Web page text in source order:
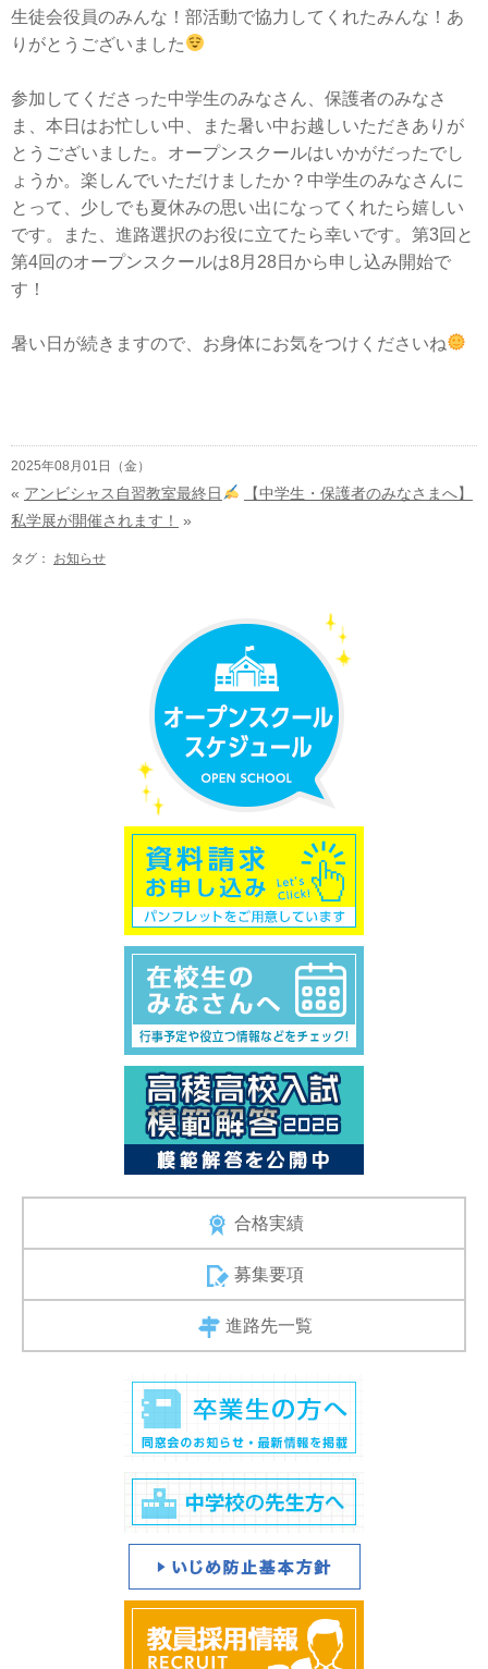
生徒会役員のみんな！部活動で協力してくれたみんな！あ
りがとうございました
参加してくださった中学生のみなさん、保護者のみなさ
ま、本日はお忙しい中、また暑い中お越しいただきありが
とうございました。オープンスクールはいかがだったでし
ょうか。楽しんでいただけましたか？中学生のみなさんに
とって、少しでも夏休みの思い出になってくれたら嬉しい
です。また、進路選択のお役に立てたら幸いです。第3回と
第4回のオープンスクールは8月28日から申し込み開始で
す！
暑い日が続きますので、お身体にお気をつけくださいね
2025年08月01日（金）
« アンビシャス自習教室最終日
【中学生・保護者のみなさまへ】
私学展が開催されます！
»
タグ： お知らせ
合格実績
募集要項
進路先一覧